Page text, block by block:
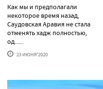
Как мы и предполагали
некоторое время назад,
Саудовская Аравия не стала
отменять хадж полностью,
од......
23 ИЮНЯ'2020